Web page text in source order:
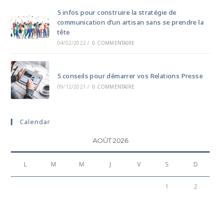
5 infos pour construire la stratégie de
communication d’un artisan sans se prendre la
tête
04/02/2022 / 0 COMMENTAIRE
5 conseils pour démarrer vos Relations Presse
09/12/2021 / 0 COMMENTAIRE
Calendar
AOÛT 2026
L M M J V S D
1 2